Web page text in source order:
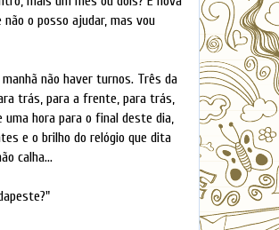
não o posso ajudar, mas vou
não haver turnos. Três da
trás, para a frente, para trás,
hora para o final deste dia,
e o brilho do relógio que dita
calha...